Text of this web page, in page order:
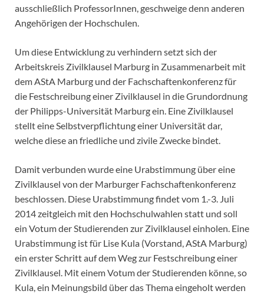
ausschließlich ProfessorInnen, geschweige denn anderen
Angehörigen der Hochschulen.
Um diese Entwicklung zu verhindern setzt sich der
Arbeitskreis Zivilklausel Marburg in Zusammenarbeit mit
dem AStA Marburg und der Fachschaftenkonferenz für
die Festschreibung einer Zivilklausel in die Grundordnung
der Philipps-Universität Marburg ein. Eine Zivilklausel
stellt eine Selbstverpflichtung einer Universität dar,
welche diese an friedliche und zivile Zwecke bindet.
Damit verbunden wurde eine Urabstimmung über eine
Zivilklausel von der Marburger Fachschaftenkonferenz
beschlossen. Diese Urabstimmung findet vom 1.-3. Juli
2014 zeitgleich mit den Hochschulwahlen statt und soll
ein Votum der Studierenden zur Zivilklausel einholen. Eine
Urabstimmung ist für Lise Kula (Vorstand, AStA Marburg)
ein erster Schritt auf dem Weg zur Festschreibung einer
Zivilklausel. Mit einem Votum der Studierenden könne, so
Kula, ein Meinungsbild über das Thema eingeholt werden